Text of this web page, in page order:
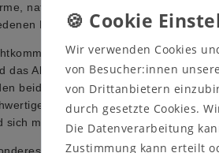
natürliche Ausstrahlung. Das
Einrichtungsstilen an.
verfügt über ein offenes
das Ablagefach Platz für Bücher oder
beiden Schubladen persönliche
Verarbeitung sorgt dafür, dass
sich mühelos öffnen und schließen
Wir verwenden Cookies
von Besucher:innen
von Drittanbietern
durch gesetzte Cookies.
Die Datenverarbeitung
Zustimmung kann erteilt